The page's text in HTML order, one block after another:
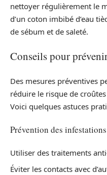
nettoyer régulièrement le
d’un coton imbibé d’eau
de sébum et de saleté.
Conseils pour
Des mesures préventives
réduire le risque de
Voici quelques astuces
Prévention des
Utiliser des traitements
Éviter les contacts avec